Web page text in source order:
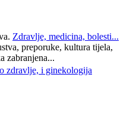
Zdravlje, medicina, bolesti...
preporuke, kultura tijela,
zabranjena...
zdravlje, i ginekologija